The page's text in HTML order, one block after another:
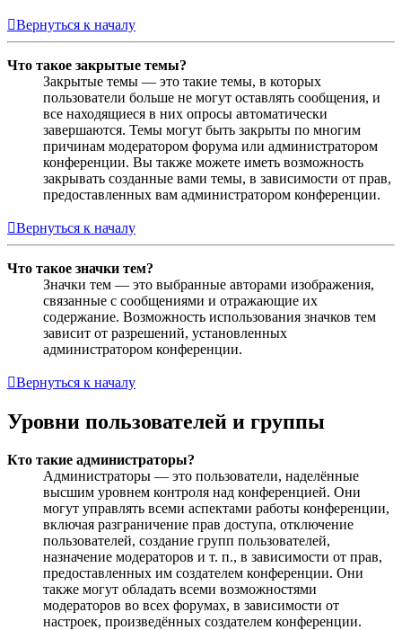
Вернуться к началу
Что такое закрытые темы?
Закрытые темы — это такие темы, в которых
пользователи больше не могут оставлять сообщения, и
все находящиеся в них опросы автоматически
завершаются. Темы могут быть закрыты по многим
причинам модератором форума или администратором
конференции. Вы также можете иметь возможность
закрывать созданные вами темы, в зависимости от прав,
предоставленных вам администратором конференции.
Вернуться к началу
Что такое значки тем?
Значки тем — это выбранные авторами изображения,
связанные с сообщениями и отражающие их
содержание. Возможность использования значков тем
зависит от разрешений, установленных
администратором конференции.
Вернуться к началу
Уровни пользователей и группы
Кто такие администраторы?
Администраторы — это пользователи, наделённые
высшим уровнем контроля над конференцией. Они
могут управлять всеми аспектами работы конференции,
включая разграничение прав доступа, отключение
пользователей, создание групп пользователей,
назначение модераторов и т. п., в зависимости от прав,
предоставленных им создателем конференции. Они
также могут обладать всеми возможностями
модераторов во всех форумах, в зависимости от
настроек, произведённых создателем конференции.